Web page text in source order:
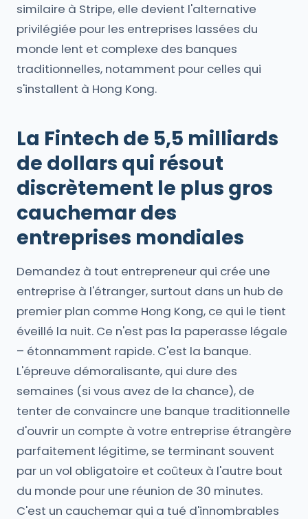
similaire à Stripe, elle devient l'alternative
privilégiée pour les entreprises lassées du
monde lent et complexe des banques
traditionnelles, notamment pour celles qui
s'installent à Hong Kong.
La Fintech de 5,5 milliards
de dollars qui résout
discrètement le plus gros
cauchemar des
entreprises mondiales
Demandez à tout entrepreneur qui crée une
entreprise à l'étranger, surtout dans un hub de
premier plan comme Hong Kong, ce qui le tient
éveillé la nuit. Ce n'est pas la paperasse légale
– étonnamment rapide. C'est la banque.
L'épreuve démoralisante, qui dure des
semaines (si vous avez de la chance), de
tenter de convaincre une banque traditionnelle
d'ouvrir un compte à votre entreprise étrangère
parfaitement légitime, se terminant souvent
par un vol obligatoire et coûteux à l'autre bout
du monde pour une réunion de 30 minutes.
C'est un cauchemar qui a tué d'innombrables